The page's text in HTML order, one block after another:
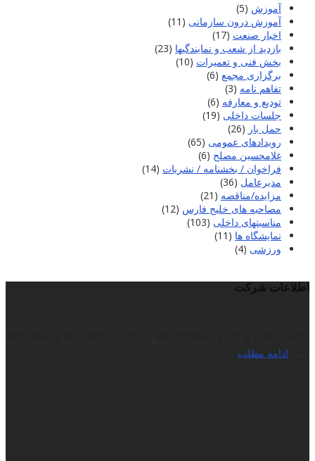
آموزش (5)
آموزش درون سازمانی (11)
اخبار صنعت (17)
بازدید از شعب و نمایندگیها (23)
بخش فنی و تعمیرات (10)
برگزاری مجمع (6)
تفاهم نامه (3)
تودیع و معارفه (6)
جلسات داخلی (19)
حمل بار (26)
رویدادهای عمومی (65)
غلامحسین مصلح (6)
فراخوان / بخشنامه / نشریات (14)
مدیرعامل (36)
مزایده/مناقصه (21)
مصاحبه های خلیج فارس (12)
مناسبتهای داخلی (103)
نمایشگاه ها (11)
ورزشی (4)
اطلاعات شرکت
ادامه مطلب